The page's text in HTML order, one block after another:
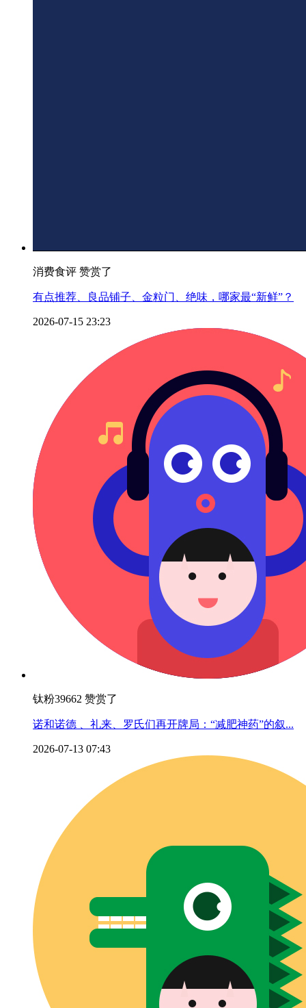
消费食评 赞赏了
有点推荐、良品铺子、金粒门、绝味，哪家最“新鲜”？
2026-07-15 23:23
钛粉39662 赞赏了
诺和诺德 、礼来、罗氏们再开牌局：“减肥神药”的叙...
2026-07-13 07:43